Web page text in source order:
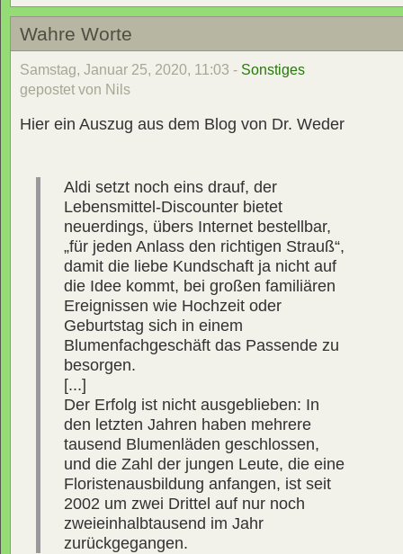
Wahre Worte
Samstag, Januar 25, 2020, 11:03 - Sonstiges
gepostet von Nils
Hier ein Auszug aus dem Blog von Dr. Weder
Aldi setzt noch eins drauf, der
Lebensmittel-Discounter bietet
neuerdings, übers Internet bestellbar,
„für jeden Anlass den richtigen Strauß“,
damit die liebe Kundschaft ja nicht auf
die Idee kommt, bei großen familiären
Ereignissen wie Hochzeit oder
Geburtstag sich in einem
Blumenfachgeschäft das Passende zu
besorgen.
[...]
Der Erfolg ist nicht ausgeblieben: In
den letzten Jahren haben mehrere
tausend Blumenläden geschlossen,
und die Zahl der jungen Leute, die eine
Floristenausbildung anfangen, ist seit
2002 um zwei Drittel auf nur noch
zweieinhalbtausend im Jahr
zurückgegangen.